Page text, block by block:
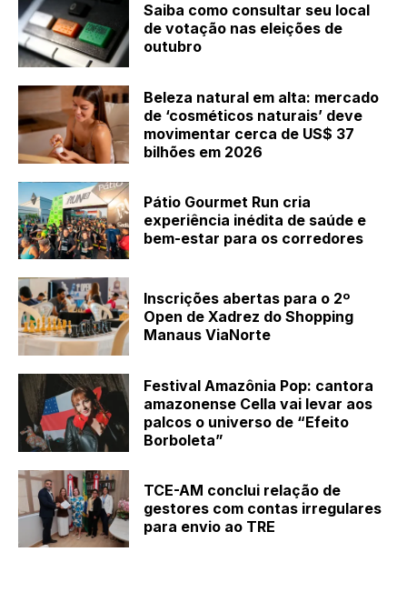
Saiba como consultar seu local
de votação nas eleições de
outubro
Beleza natural em alta: mercado
de ‘cosméticos naturais’ deve
movimentar cerca de US$ 37
bilhões em 2026
Pátio Gourmet Run cria
experiência inédita de saúde e
bem-estar para os corredores
Inscrições abertas para o 2º
Open de Xadrez do Shopping
Manaus ViaNorte
Festival Amazônia Pop: cantora
amazonense Cella vai levar aos
palcos o universo de “Efeito
Borboleta”
TCE-AM conclui relação de
gestores com contas irregulares
para envio ao TRE